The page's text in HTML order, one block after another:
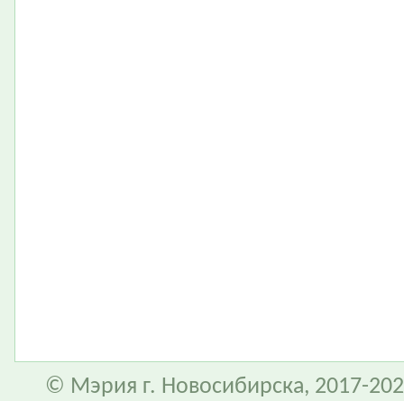
© Мэрия г. Новосибирска, 2017-